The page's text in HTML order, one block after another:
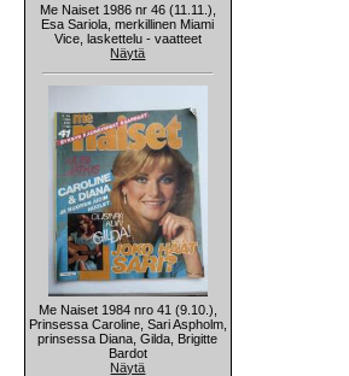
Me Naiset 1986 nr 46 (11.11.),
Esa Sariola, merkillinen Miami
Vice, laskettelu - vaatteet
Näytä
Me Naiset 1984 nro 41 (9.10.),
Prinsessa Caroline, Sari Aspholm,
prinsessa Diana, Gilda, Brigitte
Bardot
Näytä